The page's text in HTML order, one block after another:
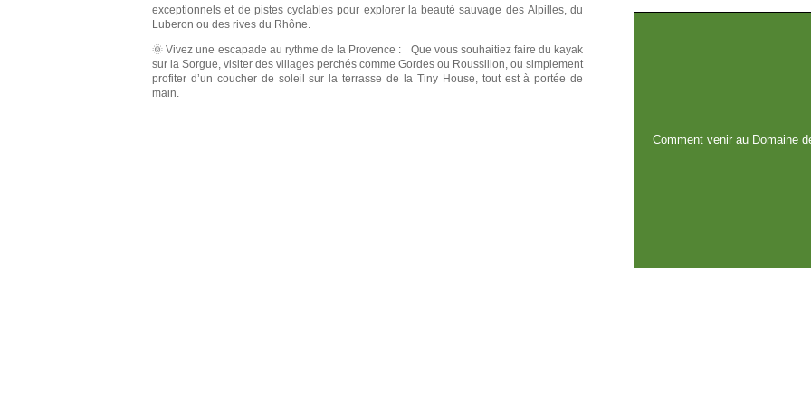
exceptionnels et de pistes cyclables pour explorer la beauté sauvage des Alpilles, du
Luberon ou des rives du Rhône.
🌞 Vivez une escapade au rythme de la Provence : Que vous souhaitiez faire du kayak
sur laSorgue, visiter des villages perchés commeGordes ou Roussillon, ou simplement
profiter d’un coucher de soleil sur la terrasse de la Tiny House, tout est à portée de
main.
Comment venir au Domaine